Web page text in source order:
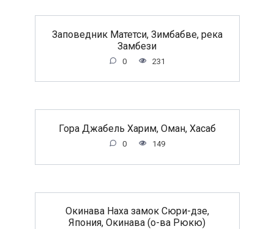
Заповедник Матетси, Зимбабве, река
Замбези
0 231
Гора Джабель Харим, Оман, Хасаб
0 149
Окинава Наха замок Сюри-дзе,
Япония, Окинава (о-ва Рюкю)